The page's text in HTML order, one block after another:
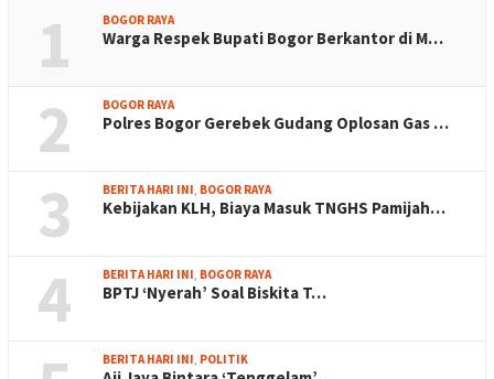
1 BOGOR RAYA
Warga Respek Bupati Bogor Berkantor di M…
2 BOGOR RAYA
Polres Bogor Gerebek Gudang Oplosan Gas …
3 BERITA HARI INI BOGOR RAYA
Kebijakan KLH, Biaya Masuk TNGHS Pamijah…
4 BERITA HARI INI BOGOR RAYA
BPTJ ‘Nyerah’ Soal Biskita T…
BERITA HARI INI POLITIK